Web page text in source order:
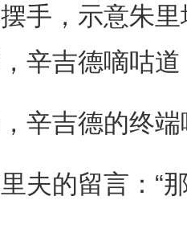
，示意朱里
辛吉德嘀咕
吉德的终端
的留言：“那